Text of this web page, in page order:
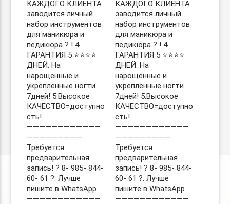
КАЖДОГО КЛИЕНТА
заводится личный
набор инструментов
для маникюра и
педикюра ? ! 4.
ГАРАНТИЯ 5 ⭐️⭐️⭐️⭐️
ДНЕЙ. На
нарощенные и
укреплённые ногти
7дней! 5.Высокое
КАЧЕСТВО=доступно
сть!
————————————
—————————
Требуется
предварительная
запись! ? 8- 985- 844-
60- 61 ?. Лучше
пишите в WhatsApp
————————————
КАЖДОГО КЛИЕНТА
заводится личный
набор инструментов
для маникюра и
педикюра ? ! 4.
ГАРАНТИЯ 5 ⭐️⭐️⭐️⭐️
ДНЕЙ. На
нарощенные и
укреплённые ногти
7дней! 5.Высокое
КАЧЕСТВО=доступно
сть!
————————————
—————————
Требуется
предварительная
запись! ? 8- 985- 844-
60- 61 ?. Лучше
пишите в WhatsApp
————————————